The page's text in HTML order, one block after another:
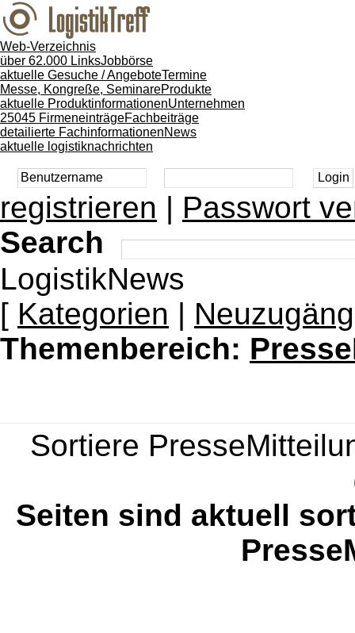
Web-Verzeichnis
über 62.000 LinksJobbörse
aktuelle Gesuche / AngeboteTermine
Messe, Kongreße, SeminareProdukte
aktuelle ProduktinformationenUnternehmen
25045 FirmeneinträgeFachbeiträge
detailierte FachinformationenNews
aktuelle logistiknachrichten
registrieren | Passwort
Search
LogistikNews
[ Kategorien |
Themenbereich:
Sortiere
Seiten sind aktuell